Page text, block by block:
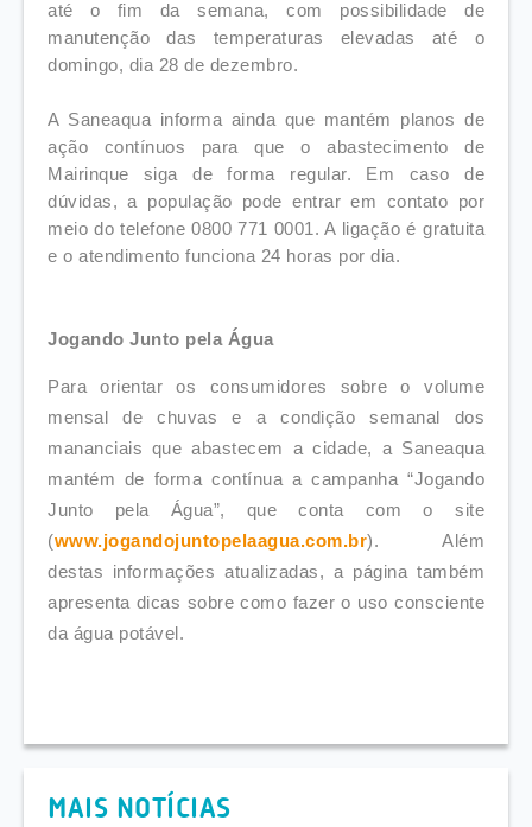
até o fim da semana, com possibilidade de
manutenção das temperaturas elevadas até o
domingo, dia 28 de dezembro.
A Saneaqua informa ainda que mantém planos de
ação contínuos para que o abastecimento de
Mairinque siga de forma regular. Em caso de
dúvidas, a população pode entrar em contato por
meio do telefone 0800 771 0001. A ligação é gratuita
e o atendimento funciona 24 horas por dia.
Jogando Junto pela Água
Para orientar os consumidores sobre o volume
mensal de chuvas e a condição semanal dos
mananciais que abastecem a cidade, a Saneaqua
mantém de forma contínua a campanha “Jogando
Junto pela Água”, que conta com o site
(www.jogandojuntopelaagua.com.br). Além
destas informações atualizadas, a página também
apresenta dicas sobre como fazer o uso consciente
da água potável.
MAIS NOTÍCIAS